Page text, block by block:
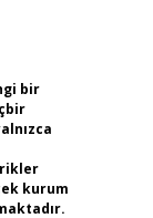
bir
kurum